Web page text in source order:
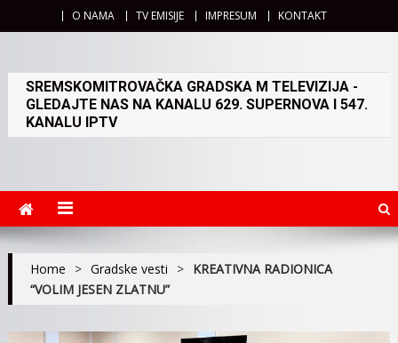
O NAMA TV EMISIJE IMPRESUM KONTAKT
SREMSKOMITROVAČKA GRADSKA M TELEVIZIJA -
GLEDAJTE NAS NA KANALU 629. SUPERNOVA I 547.
KANALU IPTV
Home > Gradske vesti > KREATIVNA RADIONICA
“VOLIM JESEN ZLATNU”